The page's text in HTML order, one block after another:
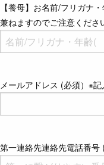
【養母】お名前/フリガナ
兼ねますのでご注意くださ
メールアドレス (必須）※
第一連絡先連絡先電話番